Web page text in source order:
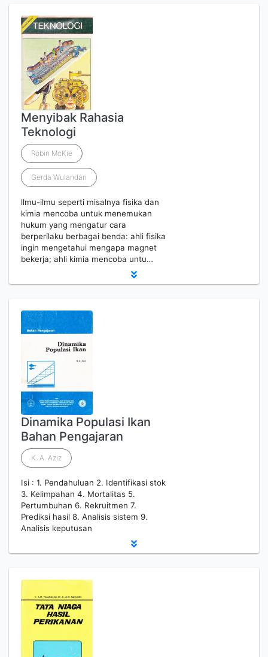
Menyibak Rahasia
Teknologi
Robin McKie
Gerda Wulandari
llmu-ilmu seperti misalnya fisika dan
kimia mencoba untuk menemukan
hukum yang mengatur cara
berperilaku berbagai benda: ahli fisika
ingin mengetahui mengapa magnet
bekerja; ahli kimia mencoba untu…
Dinamika Populasi Ikan
Bahan Pengajaran
K. A. Aziz
Isi : 1. Pendahuluan 2. Identifikasi stok
3. Kelimpahan 4. Mortalitas 5.
Pertumbuhan 6. Rekruitmen 7.
Prediksi hasil 8. Analisis sistem 9.
Analisis keputusan